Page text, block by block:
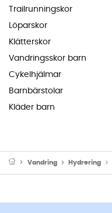
Trailrunningskor
Löparskor
Klätterskor
Vandringsskor barn
Cykelhjälmar
Barnbärstolar
Kläder barn
Vandring Hydrering